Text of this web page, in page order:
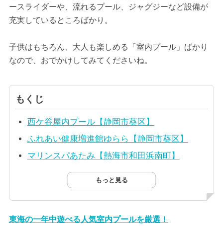
ースライダーや、流れるプール、ジャグジーなど設備が
充実しているところばかり。
子供はもちろん、大人も楽しめる「室内プール」ばかり
なので、おでかけしてみてくださいね。
もくじ
西ケ谷屋内プール【静岡市葵区】
ふれあい健康増進館ゆらら【静岡市葵区】
マリンスパあたみ【熱海市和田浜南町】
もっと見る
東海の一年中遊べる人気室内プールを厳選！